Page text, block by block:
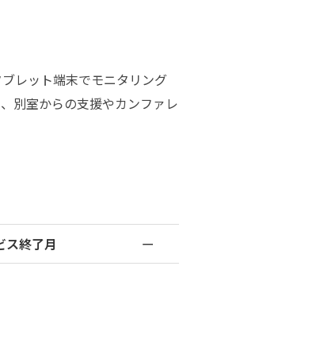
レット端末でモニタリング
別室からの支援やカンファレ
ス終了月 ー